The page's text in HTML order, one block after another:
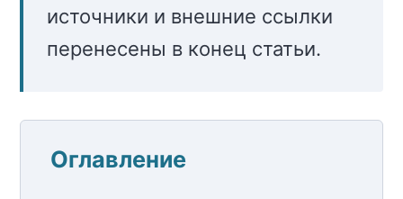
источники и внешние ссылки
перенесены в конец статьи.
Оглавление